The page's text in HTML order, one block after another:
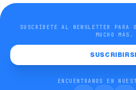
SUSCRÍBETE AL NEWSLETTER PARA
MUCHO MÁS.
ENCUÉNTRANOS EN